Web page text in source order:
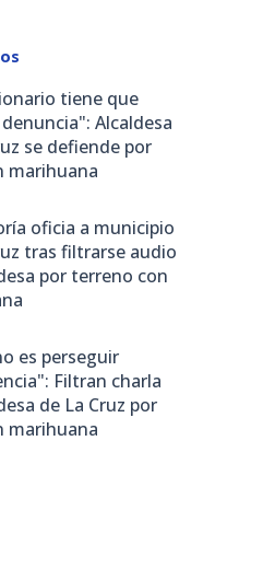
tiene que
Alcaldesa
se defiende por
marihuana
oficia a municipio
tras filtrarse audio
por terreno con
es perseguir
Filtran charla
de La Cruz por
marihuana